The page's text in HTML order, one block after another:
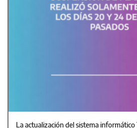
La actualización del sistema